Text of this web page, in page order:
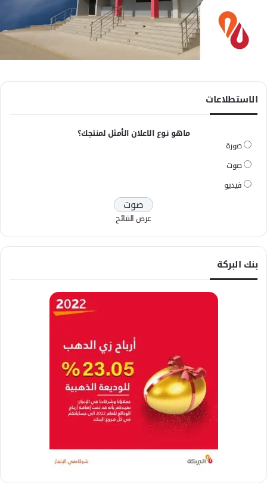
الاستطلاعات
ماهو نوع الاعلان الأمثل لمنتجك؟
صورة
صوت
فيديو
عرض النتائج
بنك البركة